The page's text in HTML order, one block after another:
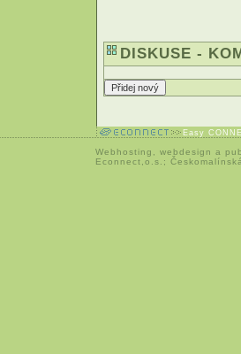
DISKUSE -
Easy
Webhosting webdesign a
Econnect,o.s.;